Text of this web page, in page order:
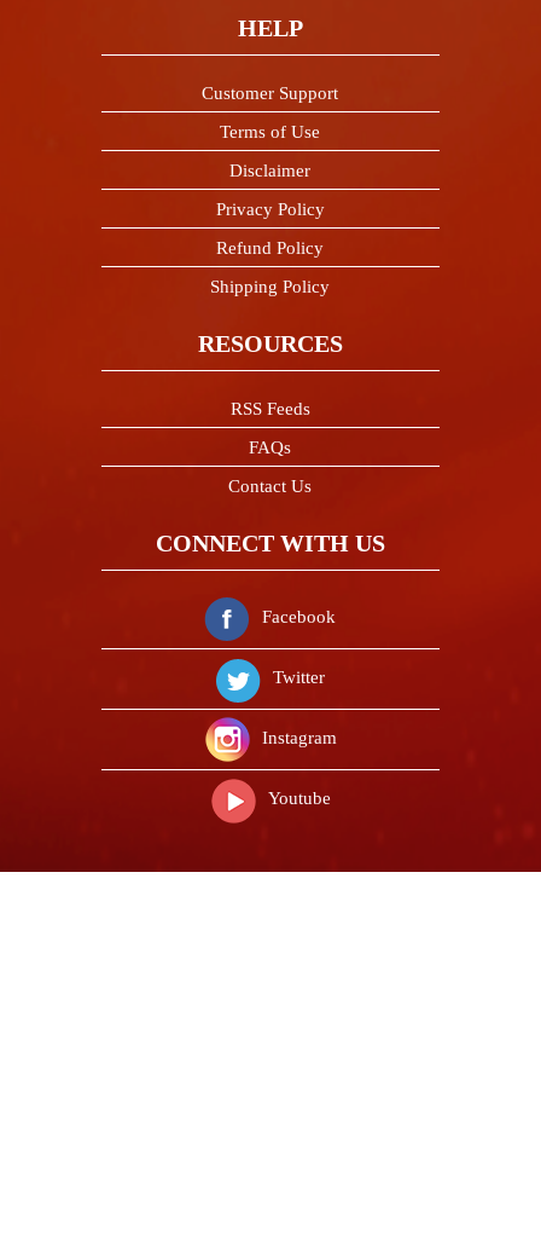
HELP
Customer Support
Terms of Use
Disclaimer
Privacy Policy
Refund Policy
Shipping Policy
RESOURCES
RSS Feeds
FAQs
Contact Us
CONNECT WITH US
Facebook
Twitter
Instagram
Youtube